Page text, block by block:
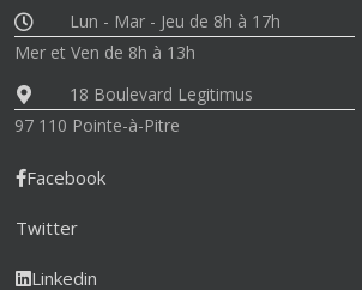
Lun - Mar - Jeu de 8h à 17h
Mer et Ven de 8h à 13h
18 Boulevard Legitimus
97 110 Pointe-à-Pitre
Facebook
Twitter
Linkedin